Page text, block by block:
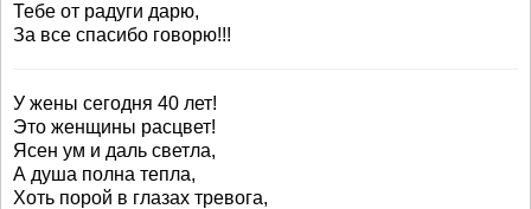
Тебе от радуги дарю,
За все спасибо говорю!!!
У жены сегодня 40 лет!
Это женщины расцвет!
Ясен ум и даль светла,
А душа полна тепла,
Хоть порой в глазах тревога,